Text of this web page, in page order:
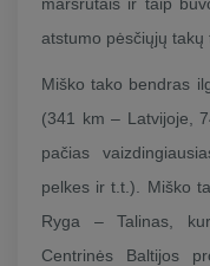
atstumo pėsčiųjų takų
Miško tako bendras
(341 km – Latvijoje,
pačias
pelkes ir t.t.). Miško
Ryga – Talinas,
Centrinės Baltijos